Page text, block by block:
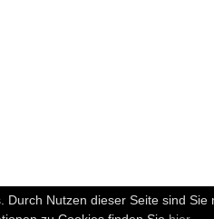
Durch Nutzen dieser Seite sind